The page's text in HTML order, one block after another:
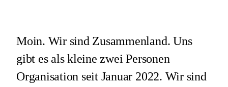
Moin. Wir sind Zusammenland. Uns
gibt es als kleine zwei Personen
Organisation seit Januar 2022. Wir sind